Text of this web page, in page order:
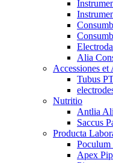
Alia
Accessiones et
Tubus
Nutritio
Antlia
Saccus
Producta
Poculum
Apex